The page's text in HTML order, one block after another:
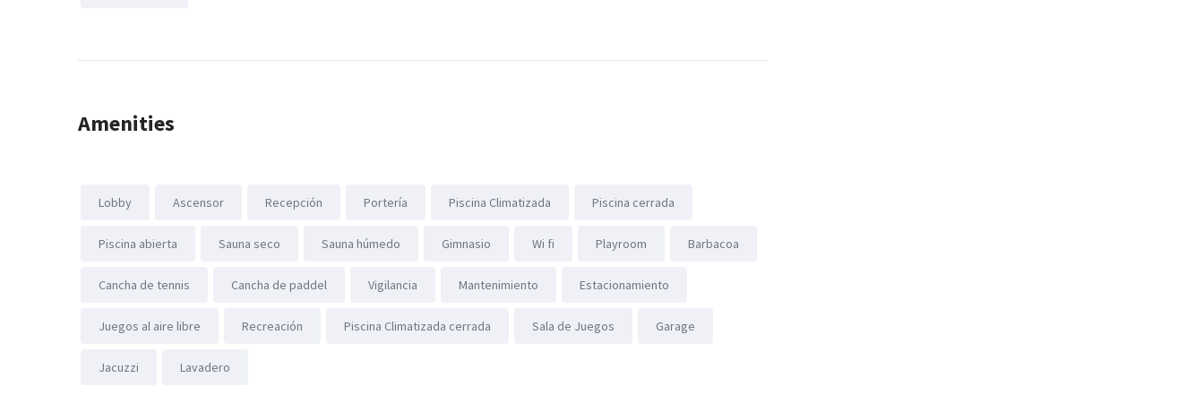
Amenities
Lobby Ascensor Recepción Portería Piscina Climatizada Piscina cerrada
Piscina abierta Sauna seco Sauna húmedo Gimnasio Wi fi Playroom Barbacoa
Cancha de tennis Cancha de paddel Vigilancia Mantenimiento Estacionamiento
Juegos al aire libre Recreación Piscina Climatizada cerrada Sala de Juegos Garage
Jacuzzi Lavadero